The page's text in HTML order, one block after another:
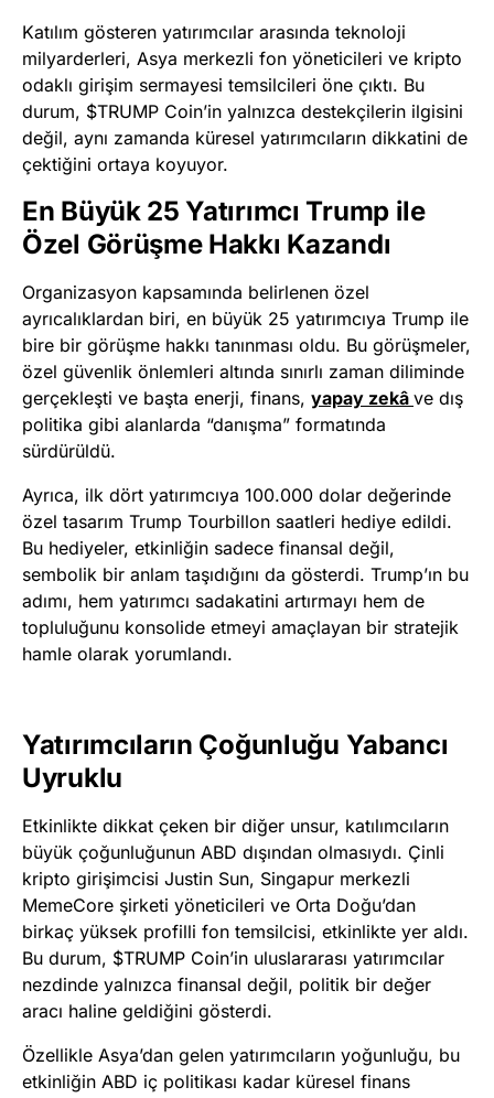
Katılım gösteren yatırımcılar arasında teknoloji
milyarderleri, Asya merkezli fon yöneticileri ve kripto
odaklı girişim sermayesi temsilcileri öne çıktı. Bu
durum, $TRUMP Coin’in yalnızca destekçilerin ilgisini
değil, aynı zamanda küresel yatırımcıların dikkatini de
çektiğini ortaya koyuyor.
En Büyük 25 Yatırımcı Trump ile
Özel Görüşme Hakkı Kazandı
Organizasyon kapsamında belirlenen özel
ayrıcalıklardan biri, en büyük 25 yatırımcıya Trump ile
bire bir görüşme hakkı tanınması oldu. Bu görüşmeler,
özel güvenlik önlemleri altında sınırlı zaman diliminde
gerçekleşti ve başta enerji, finans, yapay zekâ ve dış
politika gibi alanlarda “danışma” formatında
sürdürüldü.
Ayrıca, ilk dört yatırımcıya 100.000 dolar değerinde
özel tasarım Trump Tourbillon saatleri hediye edildi.
Bu hediyeler, etkinliğin sadece finansal değil,
sembolik bir anlam taşıdığını da gösterdi. Trump’ın bu
adımı, hem yatırımcı sadakatini artırmayı hem de
topluluğunu konsolide etmeyi amaçlayan bir stratejik
hamle olarak yorumlandı.
Yatırımcıların Çoğunluğu Yabancı
Uyruklu
Etkinlikte dikkat çeken bir diğer unsur, katılımcıların
büyük çoğunluğunun ABD dışından olmasıydı. Çinli
kripto girişimcisi Justin Sun, Singapur merkezli
MemeCore şirketi yöneticileri ve Orta Doğu’dan
birkaç yüksek profilli fon temsilcisi, etkinlikte yer aldı.
Bu durum, $TRUMP Coin’in uluslararası yatırımcılar
nezdinde yalnızca finansal değil, politik bir değer
aracı haline geldiğini gösterdi.
Özellikle Asya’dan gelen yatırımcıların yoğunluğu, bu
etkinliğin ABD iç politikası kadar küresel finans